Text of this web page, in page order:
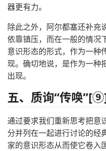
器更有力。
除此之外，阿尔都塞还补充
依靠镇压，而在一般的情况
意识形态的形式，作为一种
现。确切地说，是作为一种
出现。
五、质询“传唤
通过要求我们重新思考把意
分并列在一起进行讨论的经
家的意识形态从而使它卷入